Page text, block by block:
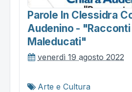
Parole In Clessidra
Audenino - "racconti
Maleducati"
venerdì 19 agosto 2022
Arte e Cultura